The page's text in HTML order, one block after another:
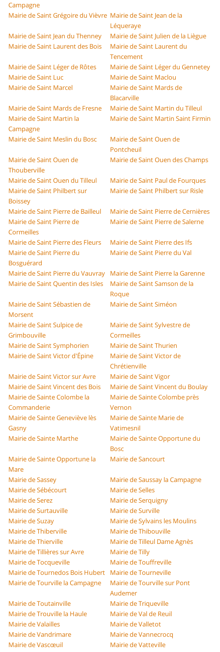
Campagne
Mairie de Saint Grégoire du Vièvre Mairie de Saint Jean de la
Léqueraye
Mairie de Saint Jean du Thenney
Mairie de Saint Julien de la Liègue
Mairie de Saint Laurent des Bois
Mairie de Saint Laurent du
Tencement
Mairie de Saint Léger de Rôtes
Mairie de Saint Léger du Gennetey
Mairie de Saint Luc
Mairie de Saint Maclou
Mairie de Saint Marcel
Mairie de Saint Mards de
Blacarville
Mairie de Saint Mards de Fresne
Mairie de Saint Martin du Tilleul
Mairie de Saint Martin la
Campagne
Mairie de Saint Martin Saint Firmin
Mairie de Saint Meslin du Bosc
Mairie de Saint Ouen de
Pontcheuil
Mairie de Saint Ouen de
Thouberville
Mairie de Saint Ouen des Champs
Mairie de Saint Ouen du Tilleul
Mairie de Saint Paul de Fourques
Mairie de Saint Philbert sur
Boissey
Mairie de Saint Philbert sur Risle
Mairie de Saint Pierre de Bailleul
Mairie de Saint Pierre de Cernières
Mairie de Saint Pierre de
Cormeilles
Mairie de Saint Pierre de Salerne
Mairie de Saint Pierre des Fleurs
Mairie de Saint Pierre des Ifs
Mairie de Saint Pierre du
Bosguérard
Mairie de Saint Pierre du Val
Mairie de Saint Pierre du Vauvray
Mairie de Saint Pierre la Garenne
Mairie de Saint Quentin des Isles
Mairie de Saint Samson de la
Roque
Mairie de Saint Sébastien de
Morsent
Mairie de Saint Siméon
Mairie de Saint Sulpice de
Grimbouville
Mairie de Saint Sylvestre de
Cormeilles
Mairie de Saint Symphorien
Mairie de Saint Thurien
Mairie de Saint Victor d'Épine
Mairie de Saint Victor de
Chrétienville
Mairie de Saint Victor sur Avre
Mairie de Saint Vigor
Mairie de Saint Vincent des Bois
Mairie de Saint Vincent du Boulay
Mairie de Sainte Colombe la
Commanderie
Mairie de Sainte Colombe près
Vernon
Mairie de Sainte Geneviève lès
Gasny
Mairie de Sainte Marie de
Vatimesnil
Mairie de Sainte Marthe
Mairie de Sainte Opportune du
Bosc
Mairie de Sainte Opportune la
Mare
Mairie de Sancourt
Mairie de Sassey
Mairie de Saussay la Campagne
Mairie de Sébécourt
Mairie de Selles
Mairie de Serez
Mairie de Serquigny
Mairie de Surtauville
Mairie de Surville
Mairie de Suzay
Mairie de Sylvains les Moulins
Mairie de Thiberville
Mairie de Thibouville
Mairie de Thierville
Mairie de Tilleul Dame Agnès
Mairie de Tillières sur Avre
Mairie de Tilly
Mairie de Tocqueville
Mairie de Touffreville
Mairie de Tournedos Bois Hubert
Mairie de Tourneville
Mairie de Tourville la Campagne
Mairie de Tourville sur Pont
Audemer
Mairie de Toutainville
Mairie de Triqueville
Mairie de Trouville la Haule
Mairie de Val de Reuil
Mairie de Valailles
Mairie de Valletot
Mairie de Vandrimare
Mairie de Vannecrocq
Mairie de Vascœuil
Mairie de Vatteville